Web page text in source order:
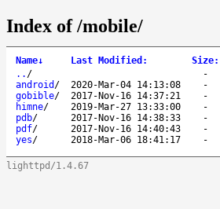
Index of /mobile/
Name↓ Last Modified : Size:
.. / -
android / 2020-Mar-04 14:13:08 -
gobible/ 2017-Nov-16 14:37:21 -
himne/ 2019-Mar-27 13:33:00 -
pdb/ 2017-Nov-16 14:38:33 -
pdf/ 2017-Nov-16 14:40:43 -
yes/ 2018-Mar-06 18:41:17 -
lighttpd/1.4.67